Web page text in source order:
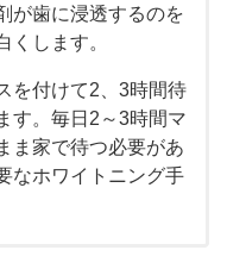
が歯に浸透するのを
くします。
を付けて2、3時間待
す。毎日2～3時間マ
ま家で待つ必要があ
なホワイトニング手